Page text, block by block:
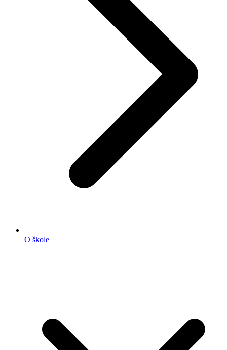
O škole